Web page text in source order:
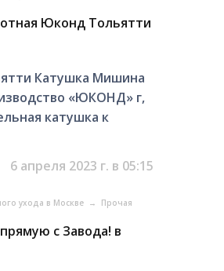
Юконд Тольятти
Катушка Мишина
«ЮКОНД» г,
катушка к
6 апреля 2023 г. в 05:15
ухода в Москве → Прочая
с Завода! в